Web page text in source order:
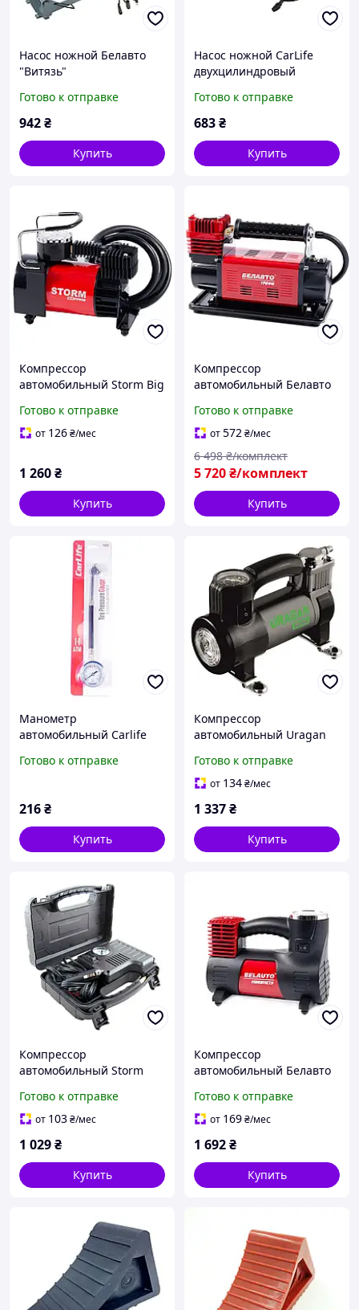
Насос ножной Белавто
"Витязь"
Готово к отправке
942₴
Купить
Насос ножной CarLife
двухцилиндровый
Готово к отправке
683₴
Купить
Компрессор
автомобильный Storm Big
37л/мин 170Вт
Готово к отправке
от 126₴/мес
1 260₴
Купить
Компрессор
автомобильный Белавто
600Вт
Готово к отправке
от572₴/мес
5 720₴/комплект
6 498 ₴/комплект
Купить
Манометр
автомобильный Carlife
Готово к отправке
216₴
Купить
Компрессор
автомобильный Uragan
LED-фонарем
Готово к отправке
от 134₴/мес
1 337₴
Купить
Компрессор
автомобильный Storm
мин 60Вт
Готово к отправке
от 103₴/мес
1 029₴
Купить
Компрессор
автомобильный Белавто
170Вт
Готово к отправке
от 169₴/мес
1 692₴
Купить